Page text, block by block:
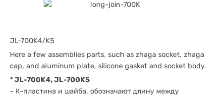
JL-700K4/K5
Here a few assemblies parts, such as zhaga socket, zhaga
cap, and aluminum plate, silicone gasket and socket body.
* JL-700K4, JL-700K5
- К-пластина и шайба, обозначают длину между